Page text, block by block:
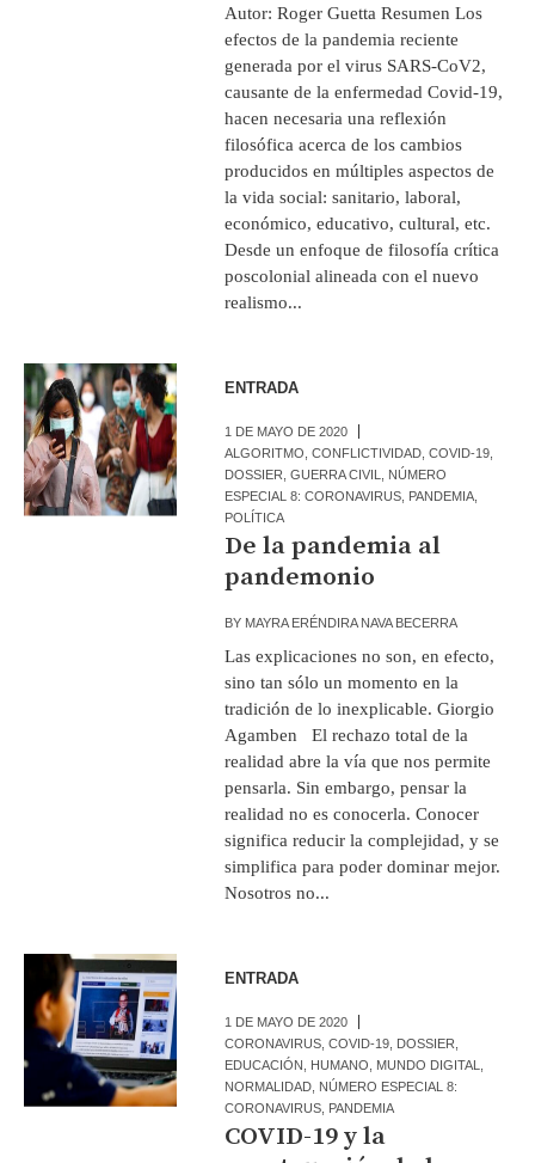
Autor: Roger Guetta Resumen Los
efectos de la pandemia reciente
generada por el virus SARS-CoV2,
causante de la enfermedad Covid-19,
hacen necesaria una reflexión
filosófica acerca de los cambios
producidos en múltiples aspectos de
la vida social: sanitario, laboral,
económico, educativo, cultural, etc.
Desde un enfoque de filosofía crítica
poscolonial alineada con el nuevo
realismo...
ENTRADA
1 DE MAYO DE 2020
ALGORITMO ,CONFLICTIVIDAD ,COVID-19
DOSSIER ,GUERRA CIVIL
NÚMERO
ESPECIAL 8: CORONAVIRUS PANDEMIA
POLÍTICA
De la pandemia al
pandemonio
BY MAYRA ERÉNDIRA NAVA BECERRA
Las explicaciones no son, en efecto,
sino tan sólo un momento en la
tradición de lo inexplicable. Giorgio
Agamben El rechazo total de la
realidad abre la vía que nos permite
pensarla. Sin embargo, pensar la
realidad no es conocerla. Conocer
significa reducir la complejidad, y se
simplifica para poder dominar mejor.
Nosotros no...
ENTRADA
1 DE MAYO DE 2020
CORONAVIRUS ,COVID-19 DOSSIER
EDUCACIÓN
HUMANO MUNDO DIGITAL
NORMALIDAD NÚMERO ESPECIAL 8:
CORONAVIRUS PANDEMIA
COVID-19 y la